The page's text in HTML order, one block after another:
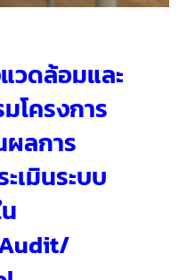
วดล้อมและ
โครงการ
ผลการ
เมินระบบ